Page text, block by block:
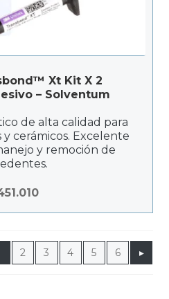
Xt Kit X 2
– Solventum
de alta calidad para
cerámicos. Excelente
y remoción de
2 3 4 5 6 ▸